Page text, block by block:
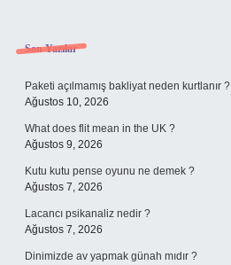
Sidebar
Son Yazılar
Paketi açılmamış bakliyat neden kurtlanır ?
Ağustos 10, 2026
What does flit mean in the UK ?
Ağustos 9, 2026
Kutu kutu pense oyunu ne demek ?
Ağustos 7, 2026
Lacancı psikanaliz nedir ?
Ağustos 7, 2026
Dinimizde av yapmak günah mıdır ?